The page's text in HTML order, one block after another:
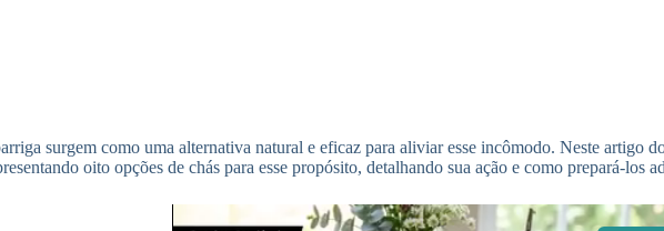
surgem como uma alternativa natural e eficaz para aliviar esse incômodo. Neste artigo
oito opções de chás para esse propósito, detalhando sua ação e como prepará-los